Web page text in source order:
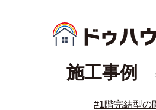
施工事例
#1階完結型の